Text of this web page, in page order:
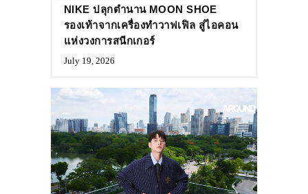
NIKE ปลุกตำนาน MOON SHOE
รองเท้าจากเครื่องทำวาฟเฟิล สู่ไอคอน
แห่งวงการสนีกเกอร์
July 19, 2026